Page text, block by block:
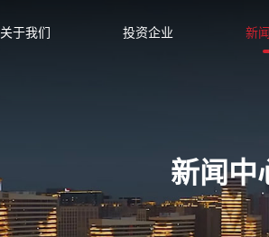
关于我们 投资企业 新
新闻中